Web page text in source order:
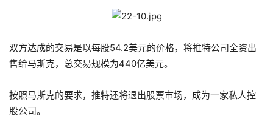
双方达成的交易是以每股54.2美元的价格，将推特公司全资出
售给马斯克，总交易规模为440亿美元。
按照马斯克的要求，推特还将退出股票市场，成为一家私人控
股公司。